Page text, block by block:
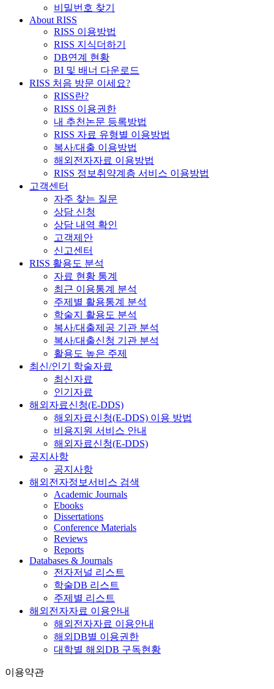
비밀번호 찾기
About RISS
RISS 이용방법
RISS 지식더하기
DB연계 현황
BI 및 배너 다운로드
RISS 처음 방문 이세요?
RISS란?
RISS 이용권한
내 추천논문 등록방법
RISS 자료 유형별 이용방법
복사/대출 이용방법
해외전자자료 이용방법
RISS 정보취약계층 서비스 이용방법
고객센터
자주 찾는 질문
상담 신청
상담 내역 확인
고객제안
신고센터
RISS 활용도 분석
자료 현황 통계
최근 이용통계 분석
주제별 활용통계 분석
학술지 활용도 분석
복사/대출제공 기관 분석
복사/대출신청 기관 분석
활용도 높은 주제
최신/인기 학술자료
최신자료
인기자료
해외자료신청(E-DDS)
해외자료신청(E-DDS) 이용 방법
비용지원 서비스 안내
해외자료신청(E-DDS)
공지사항
공지사항
해외전자정보서비스 검색
Academic Journals
Ebooks
Dissertations
Conference Materials
Reviews
Reports
Databases & Journals
전자저널 리스트
학술DB 리스트
주제별 리스트
해외전자자료 이용안내
해외전자자료 이용안내
해외DB별 이용권한
대학별 해외DB 구독현황
이용약관